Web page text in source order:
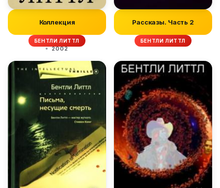
Коллекция
БЕНТЛИ ЛИТТЛ
2002
Рассказы. Часть 2
БЕНТЛИ ЛИТТЛ